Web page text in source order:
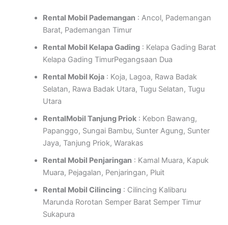
Rental Mobil Pademangan: Ancol, Pademangan
Barat, Pademangan Timur
Rental Mobil Kelapa Gading: Kelapa Gading Barat
Kelapa Gading TimurPegangsaan Dua
Rental Mobil Koja: Koja, Lagoa, Rawa Badak
Selatan, Rawa Badak Utara, Tugu Selatan, Tugu
Utara
RentalMobil Tanjung Priok: Kebon Bawang,
Papanggo, Sungai Bambu, Sunter Agung, Sunter
Jaya, Tanjung Priok, Warakas
Rental Mobil Penjaringan: Kamal Muara, Kapuk
Muara, Pejagalan, Penjaringan, Pluit
Rental Mobil Cilincing: Cilincing Kalibaru
Marunda Rorotan Semper Barat Semper Timur
Sukapura